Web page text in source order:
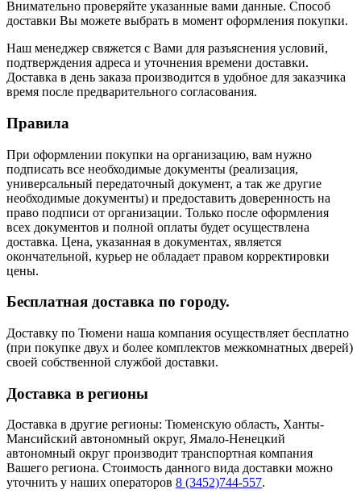
Внимательно проверяйте указанные вами данные. Способ
доставки Вы можете выбрать в момент оформления покупки.
Наш менеджер свяжется с Вами для разъяснения условий,
подтверждения адреса и уточнения времени доставки.
Доставка в день заказа производится в удобное для заказчика
время после предварительного согласования.
Правила
При оформлении покупки на организацию, вам нужно
подписать все необходимые документы (реализация,
универсальный передаточный документ, а так же другие
необходимые документы) и предоставить доверенность на
право подписи от организации. Только после оформления
всех документов и полной оплаты будет осуществлена
доставка. Цена, указанная в документах, является
окончательной, курьер не обладает правом корректировки
цены.
Бесплатная доставка по городу.
Доставку по Тюмени наша компания осуществляет бесплатно
(при покупке двух и более комплектов межкомнатных дверей)
своей собственной службой доставки.
Доставка в регионы
Доставка в другие регионы: Тюменскую область, Ханты-
Мансийский автономный округ, Ямало-Ненецкий
автономный округ производит транспортная компания
Вашего региона. Стоимость данного вида доставки можно
уточнить у наших операторов 8 (3452)744-557.